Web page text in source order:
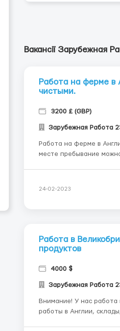
Вакансії Зарубежная
Работа на ферме в
чистыми.
3200 £ (GBP)
Зарубежная Работа
Работа на ферме в
месте пребывание
работать в поле ✅️
24-02-2023
Работа в
продуктов
4000 $
Зарубежная Работа
Внимание! У нас работа
работы в Англии,